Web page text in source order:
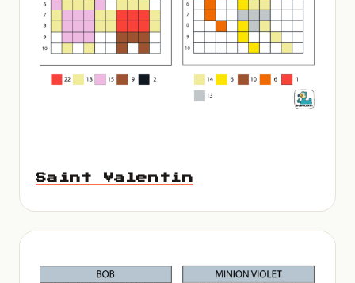
Saint Valentin